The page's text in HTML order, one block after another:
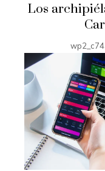
Los